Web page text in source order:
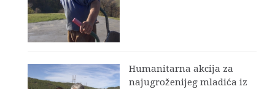
Humanitarna akcija za
najugroženijeg mladića iz